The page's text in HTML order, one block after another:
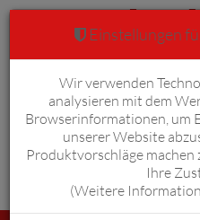
Anmelden
Einstellungen
Wir verwenden
analysieren mit dem
Browserinformationen, um
unserer Website
Produktvorschläge
Ihre
(Weitere